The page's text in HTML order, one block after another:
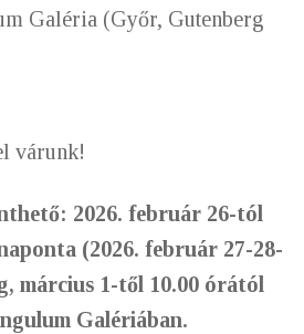
Galéria (Győr, Gutenberg
várunk!
2026. február 26-tól
(2026. február 27-28-
március 1-től 10.00 órától
Galériában.